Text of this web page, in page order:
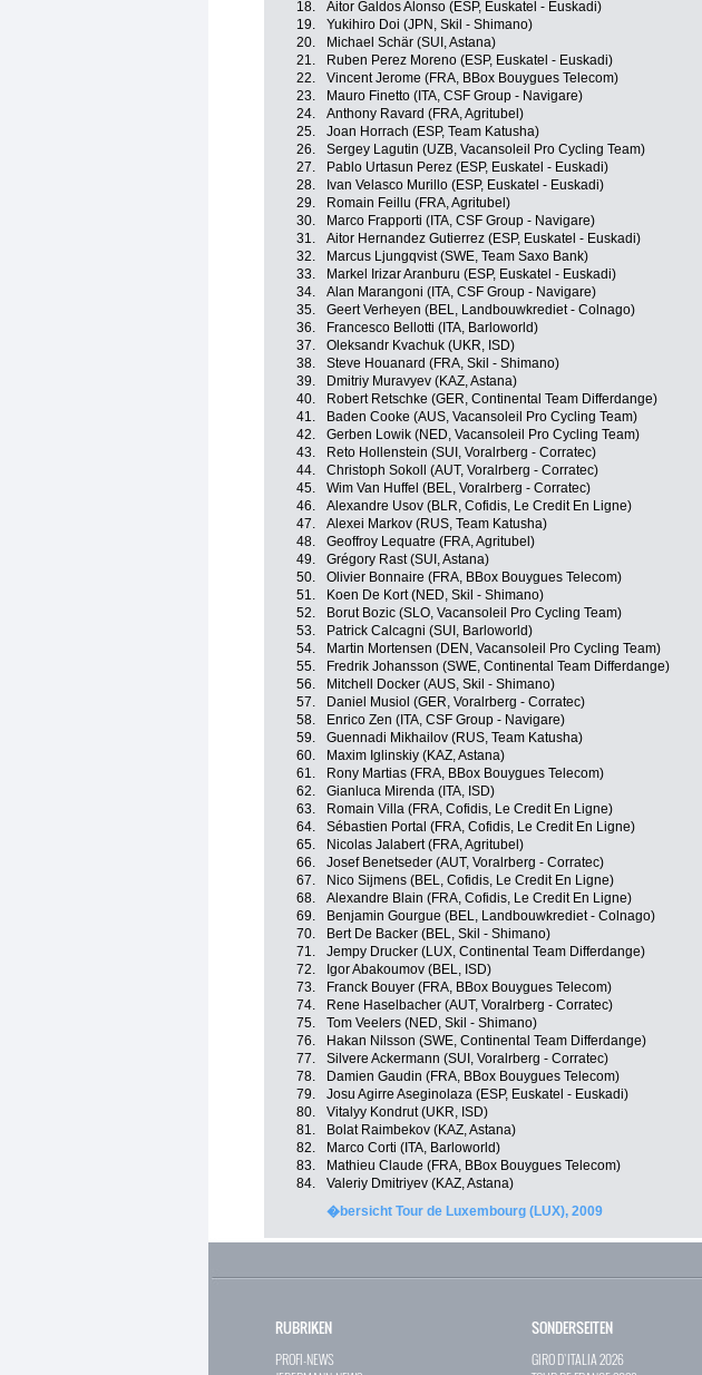
18.
Aitor Galdos Alonso (ESP, Euskatel - Euskadi)
19.
Yukihiro Doi (JPN, Skil - Shimano)
20.
Michael Schär (SUI, Astana)
21.
Ruben Perez Moreno (ESP, Euskatel - Euskadi)
22.
Vincent Jerome (FRA, BBox Bouygues Telecom)
23.
Mauro Finetto (ITA, CSF Group - Navigare)
24.
Anthony Ravard (FRA, Agritubel)
25.
Joan Horrach (ESP, Team Katusha)
26.
Sergey Lagutin (UZB, Vacansoleil Pro Cycling Team)
27.
Pablo Urtasun Perez (ESP, Euskatel - Euskadi)
28.
Ivan Velasco Murillo (ESP, Euskatel - Euskadi)
29.
Romain Feillu (FRA, Agritubel)
30.
Marco Frapporti (ITA, CSF Group - Navigare)
31.
Aitor Hernandez Gutierrez (ESP, Euskatel - Euskadi)
32.
Marcus Ljungqvist (SWE, Team Saxo Bank)
33.
Markel Irizar Aranburu (ESP, Euskatel - Euskadi)
34.
Alan Marangoni (ITA, CSF Group - Navigare)
35.
Geert Verheyen (BEL, Landbouwkrediet - Colnago)
36.
Francesco Bellotti (ITA, Barloworld)
37.
Oleksandr Kvachuk (UKR, ISD)
38.
Steve Houanard (FRA, Skil - Shimano)
39.
Dmitriy Muravyev (KAZ, Astana)
40.
Robert Retschke (GER, Continental Team Differdange)
41.
Baden Cooke (AUS, Vacansoleil Pro Cycling Team)
42.
Gerben Lowik (NED, Vacansoleil Pro Cycling Team)
43.
Reto Hollenstein (SUI, Voralrberg - Corratec)
44.
Christoph Sokoll (AUT, Voralrberg - Corratec)
45.
Wim Van Huffel (BEL, Voralrberg - Corratec)
46.
Alexandre Usov (BLR, Cofidis, Le Credit En Ligne)
47.
Alexei Markov (RUS, Team Katusha)
48.
Geoffroy Lequatre (FRA, Agritubel)
49.
Grégory Rast (SUI, Astana)
50.
Olivier Bonnaire (FRA, BBox Bouygues Telecom)
51.
Koen De Kort (NED, Skil - Shimano)
52.
Borut Bozic (SLO, Vacansoleil Pro Cycling Team)
53.
Patrick Calcagni (SUI, Barloworld)
54.
Martin Mortensen (DEN, Vacansoleil Pro Cycling Team)
55.
Fredrik Johansson (SWE, Continental Team Differdange)
56.
Mitchell Docker (AUS, Skil - Shimano)
57.
Daniel Musiol (GER, Voralrberg - Corratec)
58.
Enrico Zen (ITA, CSF Group - Navigare)
59.
Guennadi Mikhailov (RUS, Team Katusha)
60.
Maxim Iglinskiy (KAZ, Astana)
61.
Rony Martias (FRA, BBox Bouygues Telecom)
62.
Gianluca Mirenda (ITA, ISD)
63.
Romain Villa (FRA, Cofidis, Le Credit En Ligne)
64.
Sébastien Portal (FRA, Cofidis, Le Credit En Ligne)
65.
Nicolas Jalabert (FRA, Agritubel)
66.
Josef Benetseder (AUT, Voralrberg - Corratec)
67.
Nico Sijmens (BEL, Cofidis, Le Credit En Ligne)
68.
Alexandre Blain (FRA, Cofidis, Le Credit En Ligne)
69.
Benjamin Gourgue (BEL, Landbouwkrediet - Colnago)
70.
Bert De Backer (BEL, Skil - Shimano)
71.
Jempy Drucker (LUX, Continental Team Differdange)
72.
Igor Abakoumov (BEL, ISD)
73.
Franck Bouyer (FRA, BBox Bouygues Telecom)
74.
Rene Haselbacher (AUT, Voralrberg - Corratec)
75.
Tom Veelers (NED, Skil - Shimano)
76.
Hakan Nilsson (SWE, Continental Team Differdange)
77.
Silvere Ackermann (SUI, Voralrberg - Corratec)
78.
Damien Gaudin (FRA, BBox Bouygues Telecom)
79.
Josu Agirre Aseginolaza (ESP, Euskatel - Euskadi)
80.
Vitalyy Kondrut (UKR, ISD)
81.
Bolat Raimbekov (KAZ, Astana)
82.
Marco Corti (ITA, Barloworld)
83.
Mathieu Claude (FRA, BBox Bouygues Telecom)
84.
Valeriy Dmitriyev (KAZ, Astana)
�bersicht Tour de Luxembourg (LUX), 2009
RUBRIKEN
PROFI-NEWS
SONDERSEITEN
GIRO D`ITALIA 2026